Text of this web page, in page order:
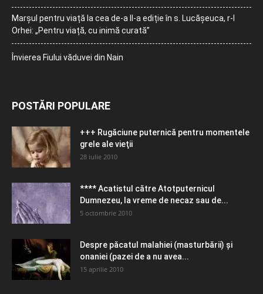
Marșul pentru viață la cea de-a II-a ediție în s. Lucășeuca, r-l
Orhei: „Pentru viață, cu inimă curată”
Învierea Fiului văduvei din Nain
POSTĂRI POPULARE
+++ Rugăciune puternică pentru momentele
grele ale vieţii
28 iulie 2010
**** Acatistul către Atotputernicul
Dumnezeu, la vreme de necaz sau de...
5 octombrie 2010
Despre păcatul malahiei (masturbării) şi
onaniei (pazei de a nu avea...
15 aprilie 2010